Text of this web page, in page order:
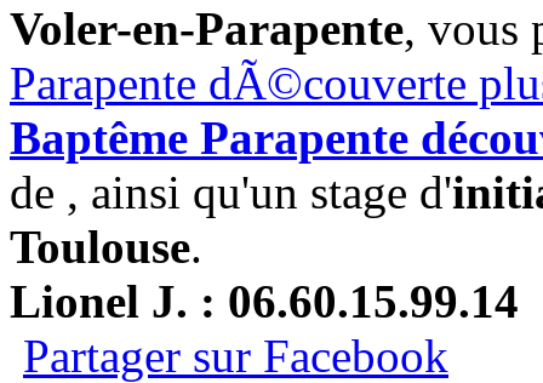
Voler-en-Parapente, vous
Parapente dÃ©couverte
Baptême Parapente
de , ainsi qu'un stage d'
Toulouse.
Lionel J. : 06.60.15.99.14
Partager sur Facebook